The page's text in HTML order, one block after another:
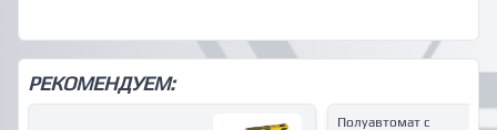
РЕКОМЕНДУЕМ:
Полуавтомат с